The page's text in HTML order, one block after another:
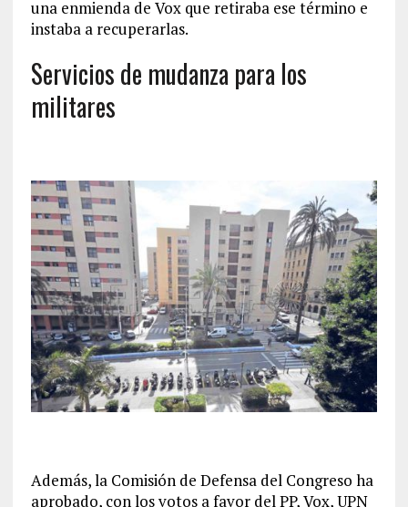
una enmienda de Vox que retiraba ese término e
instaba a recuperarlas.
Servicios de mudanza para los
militares
Además, la Comisión de Defensa del Congreso ha
aprobado, con los votos a favor del PP, Vox, UPN